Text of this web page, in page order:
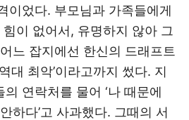
이었다. 부모님과 가족들에게
이 없어서, 유명하지 않아 그
느 잡지에선 한신의 드래프트
대 최악’이라고까지 썼다. 지
연락처를 물어 ‘나 때문에
하다’고 사과했다. 그때의 서